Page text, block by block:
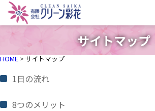
サイトマップ
HOME サイトマップ
1日の流れ
8つのメリット